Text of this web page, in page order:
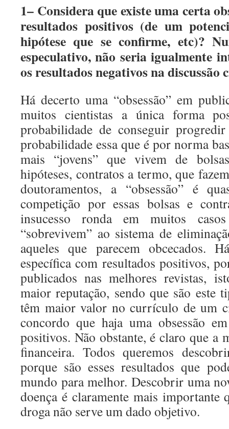
1– Considera que existe uma certa
resultados positivos (de um
hipótese que se confirme, etc)?
especulativo, não seria igualmente
os resultados negativos na discussão
Há decerto uma “obsessão” em
muitos cientistas a única forma
probabilidade de conseguir
probabilidade essa que é por norma
mais “jovens” que vivem de
hipóteses, contratos a termo, que
doutoramentos, a “obsessão” é
competição por essas bolsas e
insucesso ronda em muitos
“sobrevivem” ao sistema de
aqueles que parecem obcecados.
específica com resultados positivos,
publicados nas melhores revistas,
maior reputação, sendo que são este
têm maior valor no currículo de um
concordo que haja uma obsessão
positivos. Não obstante, é claro que a
financeira. Todos queremos
porque são esses resultados que
mundo para melhor. Descobrir uma
doença é claramente mais importante
droga não serve um dado objetivo.